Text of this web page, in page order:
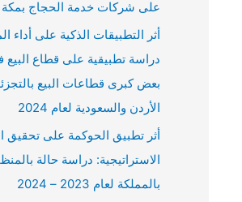
:
على شركات خدمة الحجاج بمكة
أثر التطبيقات الذكية على أداء
دراسة تطبيقية على قطاع البيع
بعض كبرى قطاعات البيع
الأردن والسعودية لعام 2024
أثر تطبيق الحوكمة على تحقيق
الاستراتيجية: دراسة حالة
بالمملكة لعام 2023 – 2024